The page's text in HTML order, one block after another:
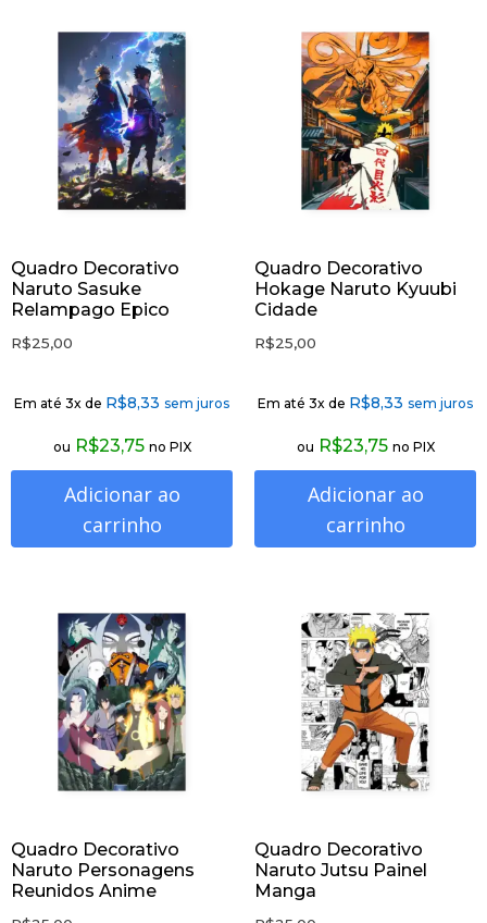
Quadro Decorativo
Naruto Sasuke
Relampago Epico
R$25,00
Em até 3x de R$8,33 sem juros
ou R$23,75 no PIX
Adicionar ao
carrinho
Quadro Decorativo
Hokage Naruto Kyuubi
Cidade
R$25,00
Em até 3x de R$8,33 sem juros
ou R$23,75 no PIX
Adicionar ao
carrinho
Quadro Decorativo
Naruto Personagens
Reunidos Anime
Quadro Decorativo
Naruto Jutsu Painel
Manga